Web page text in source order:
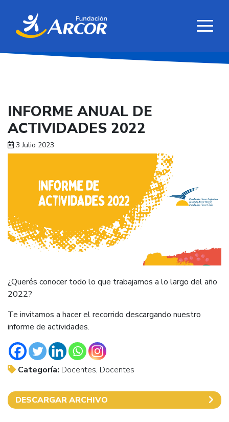
INFORME ANUAL DE
ACTIVIDADES 2022
3 Julio 2023
¿Querés conocer todo lo que trabajamos a lo largo del año
2022?
Te invitamos a hacer el recorrido descargando nuestro
informe de actividades.
Categoría: Docentes, Docentes
DESCARGAR ARCHIVO